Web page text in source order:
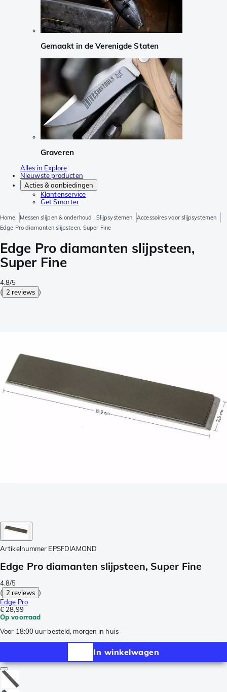
Gemaakt in de Verenigde Staten
Graveren
Alles in Explore
Nieuwste producten
Acties & aanbiedingen
Klantenservice
Get Smarter
Home Messen slijpen & onderhoud Slijpsystemen
Accessoires voor slijpsystemen
Edge Pro diamanten slijpsteen, Super Fine
Edge Pro diamanten slijpsteen,
Super Fine
4.8/5
( 2 reviews )
Artikelnummer EPSFDIAMOND
Edge Pro diamanten slijpsteen, Super Fine
4.8/5
( 2 reviews )
Edge Pro
€ 28,99
Op voorraad
Voor 18:00 uur besteld, morgen in huis
In winkelwagen